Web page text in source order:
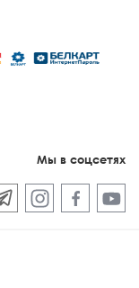
Мы в соцсетях